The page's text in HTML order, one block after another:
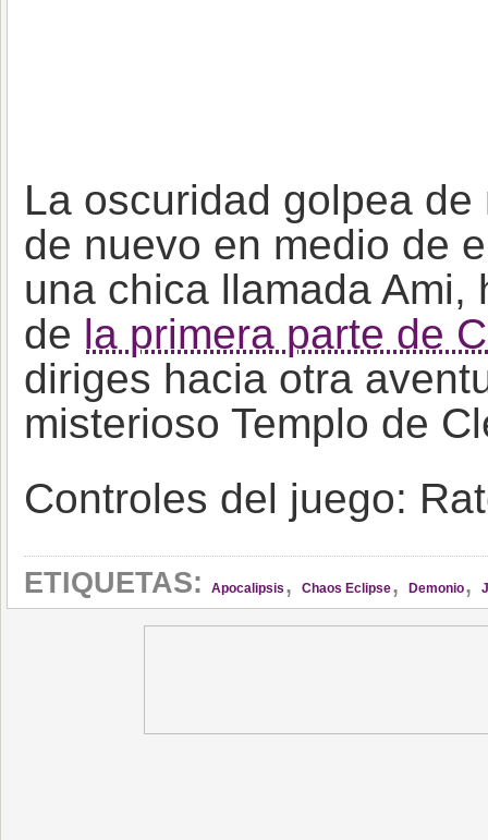
La oscuridad golpea
de nuevo en medio de
una chica llamada
de la primera parte de
diriges hacia otra
misterioso Templo de
Controles del juego:
ETIQUETAS: Apocalipsis , Chaos Eclipse, Demonio,